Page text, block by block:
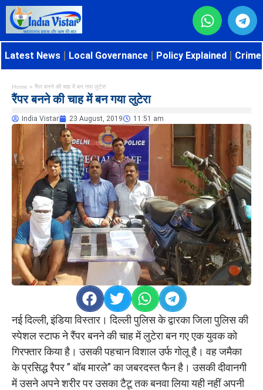
Latest News Local Governance Policy Explained
Home » रैंपर बनने की चाह में बन गया लुटेरा
रैंपर बनने की चाह में बन गया लुटेरा
India Vistar 23 August, 2019 11:51 am
नई दिल्ली, इंडिया विस्तार। दिल्ली पुलिस के द्वारका जिला पुलिस की
स्पेशल स्टाफ ने रैंपर बनने की चाह में लुटेरा बन गए एक युवक को
गिरफ्तार किया है। उसकी पहचान विशाल उर्फ गोलू है। वह जमैका
के प्रसिद्ध रैपर ” बॉब मारले” का जबरदस्त फैन है। उसकी दीवानगी
में उसने अपने शरीर पर उसका टैटू तक बनवा लिया यही नहीं अपनी